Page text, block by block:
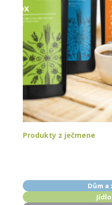
Produkty z ječmene
Dům a